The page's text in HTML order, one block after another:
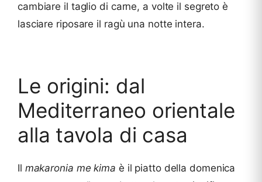
cambiare il taglio di carne, a volte il segreto è
lasciare riposare il ragù una notte intera.
Le origini: dal
Mediterraneo orientale
alla tavola di casa
Il makaronia me kima è il piatto della domenica